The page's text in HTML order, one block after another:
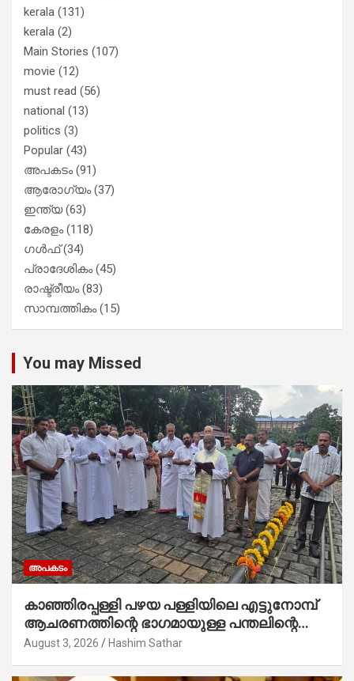
kerala (131)
kerala (2)
Main Stories (107)
movie (12)
must read (56)
national (13)
politics (3)
Popular (43)
അപകടം(91)
ആരോഗ്യം(37)
ഇന്ത്യ(63)
കേരളം(118)
ഗൾഫ്(34)
പ്രാദേശികം(45)
രാഷ്ട്രീയം(83)
സാമ്പത്തികം(15)
You may Missed
അപകടം
കാഞ്ഞിരപ്പള്ളി പഴയ പള്ളിയിലെ എട്ടുനോമ്പ്
ആചരണത്തിന്റെ ഭാഗമായുള്ള പന്തലിന്റെ
കാൽനാട്ട് കർമ്മം ആർച്ച് പ്രീസ്റ്റ് വെരി.
August 3, 2026 Hashim Sathar